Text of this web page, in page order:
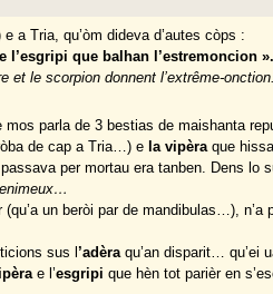
a Tria, qu’òm dideva d’autes còps :
l’esgripi que balhan l’estremoncion ».
et le scorpion donnent l’extrême-onction.
mos parla de 3 bestias de maishanta
de cap a Tria…) e la vipèraque
per mortau era tanben. Dens lo
(qu’a un beròi par de mandibulas…),
sus l’adèraqu’an disparit… qu’ei
e l’esgripi que hèn tot parièr en